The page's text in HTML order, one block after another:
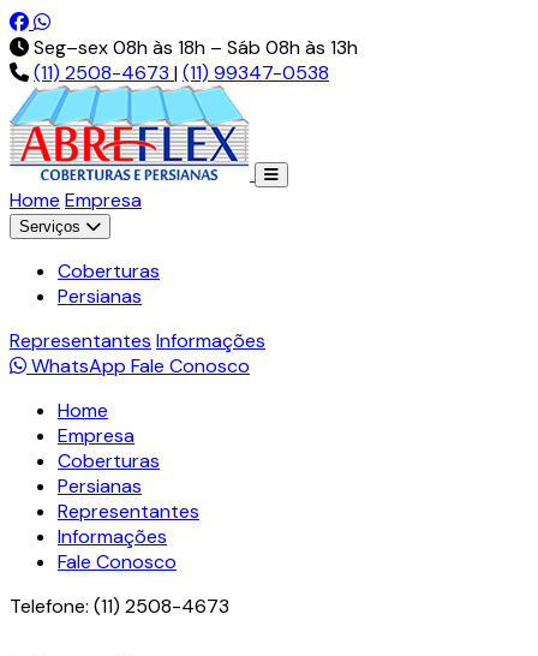
Pt-br.facebook.com
Api.whatsapp.com
Seg–sex 08h às 18h – Sáb 08h às 13h
(11) 2508-4673 |(11) 99347-0538
Home Empresa
Serviços
Coberturas
Persianas
Representantes Informações
WhatsApp Fale Conosco
Home
Empresa
Coberturas
Persianas
Representantes
Informações
Fale Conosco
Telefone: (11) 2508-4673